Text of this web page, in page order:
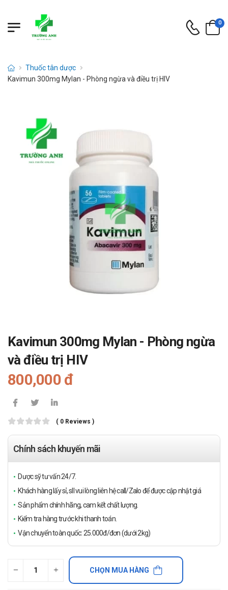
0
Thuốc tân dược
Kavimun 300mg Mylan - Phòng ngừa và điều trị HIV
Kavimun 300mg Mylan - Phòng ngừa
và điều trị HIV
800,000 đ
( 0 Reviews )
Chính sách khuyến mãi
Dược sỹ tư vấn 24/7.
Khách hàng lấy sỉ, sll vui lòng liên hệ call/Zalo để được cập nhật giá
Sản phẩm chính hãng, cam kết chất lượng.
Kiểm tra hàng trước khi thanh toán.
Vận chuyển toàn quốc: 25.000đ/đơn (dưới 2kg)
CHỌN MUA HÀNG